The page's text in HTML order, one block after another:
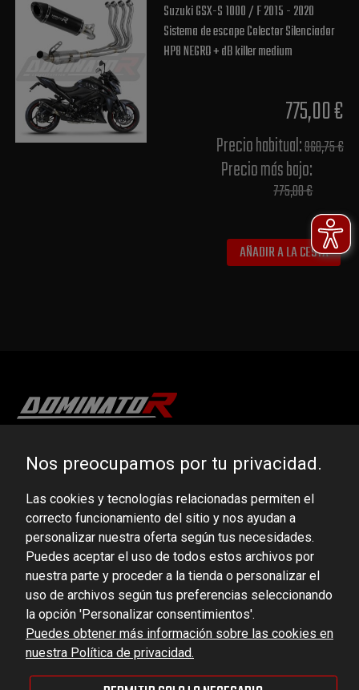
Suzuki GSX-S 1000 / F 2015 - 2020
Sistema de escape Colector Silenciador
HP8 NEGRO + dB killer medium
775,00 €
Precio habitual​:968,75 €
Precio más bajo​:
775,00 €
AÑADIR A LA CESTA
DOMINATOR GROUP Sp. z o.o.
Ludowa 59, 43-514 Kaniów, POLAND
VAT ID No.: 6521751083
dominator@dominator.pl
© Copyright 2022 | Dominator Group Sp. z o. o.
MOSTRAR LA VERSIÓN COMPLETA DEL SITIO
Nos preocupamos por tu privacidad.
Las cookies y tecnologías relacionadas permiten el
correcto funcionamiento del sitio y nos ayudan a
personalizar nuestra oferta según tus necesidades.
Puedes aceptar el uso de todos estos archivos por
nuestra parte y proceder a la tienda o personalizar el
uso de archivos según tus preferencias seleccionando
la opción 'Personalizar consentimientos'.
Puedes obtener más información sobre las cookies en
nuestra Política de privacidad.